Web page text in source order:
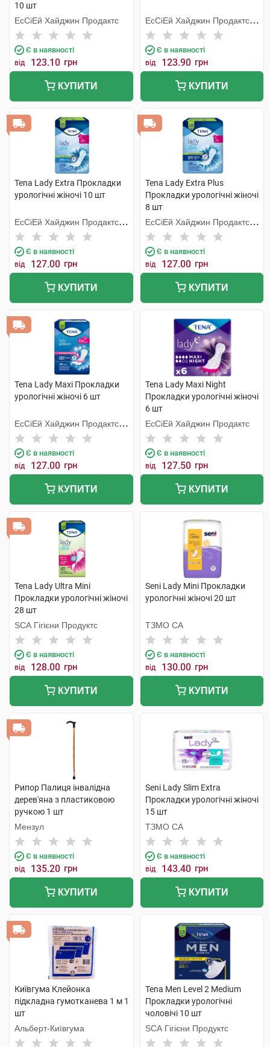
10 шт
ЕсСіЕй Хайджин Продактс
Є в наявності
від 123.10 грн
КУПИТИ
ЕсСіЕй Хайджин Продактс
Хугезанд
Є в наявності
від 123.90 грн
КУПИТИ
Tena Lady Extra Прокладки
урологічні жіночі 10 шт
ЕсСіЕй Хайджин Продактс
Хугезанд
Є в наявності
від 127.00 грн
КУПИТИ
Tena Lady Extra Plus
Прокладки урологічні жіночі
8 шт
ЕсСіЕй Хайджин Продактс
Хугезанд
Є в наявності
від 127.00 грн
КУПИТИ
Tena Lady Maxi Прокладки
урологічні жіночі 6 шт
ЕсСіЕй Хайджин Продактс
Хугезанд
Є в наявності
від 127.00 грн
КУПИТИ
Tena Lady Maxi Night
Прокладки урологічні жіночі
6 шт
ЕсСіЕй Хайджин Продактс
Є в наявності
від 127.50 грн
КУПИТИ
Tena Lady Ultra Mini
Прокладки урологічні жіночі
28 шт
SCA Гігієни Продуктс
Є в наявності
від 128.00 грн
КУПИТИ
Seni Lady Mini Прокладки
урологічні жіночі 20 шт
ТЗМО СА
Є в наявності
від 130.00 грн
КУПИТИ
Рипор Палиця інвалідна
дерев'яна з пластиковою
ручкою 1 шт
Мензул
Є в наявності
від 135.20 грн
КУПИТИ
Seni Lady Slim Extra
Прокладки урологічні жіночі
15 шт
ТЗМО СА
Є в наявності
від 143.40 грн
КУПИТИ
Київгума Клейонка
підкладна гумотканева 1 м 1
шт
Альберт-Київгума
Tena Men Level 2 Medium
Прокладки урологічні
чоловічі 10 шт
SCA Гігієни Продуктс